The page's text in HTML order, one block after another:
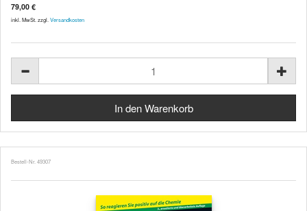
79,00 €
inkl. MwSt. zzgl. Versandkosten
Bestell-Nr. 49307